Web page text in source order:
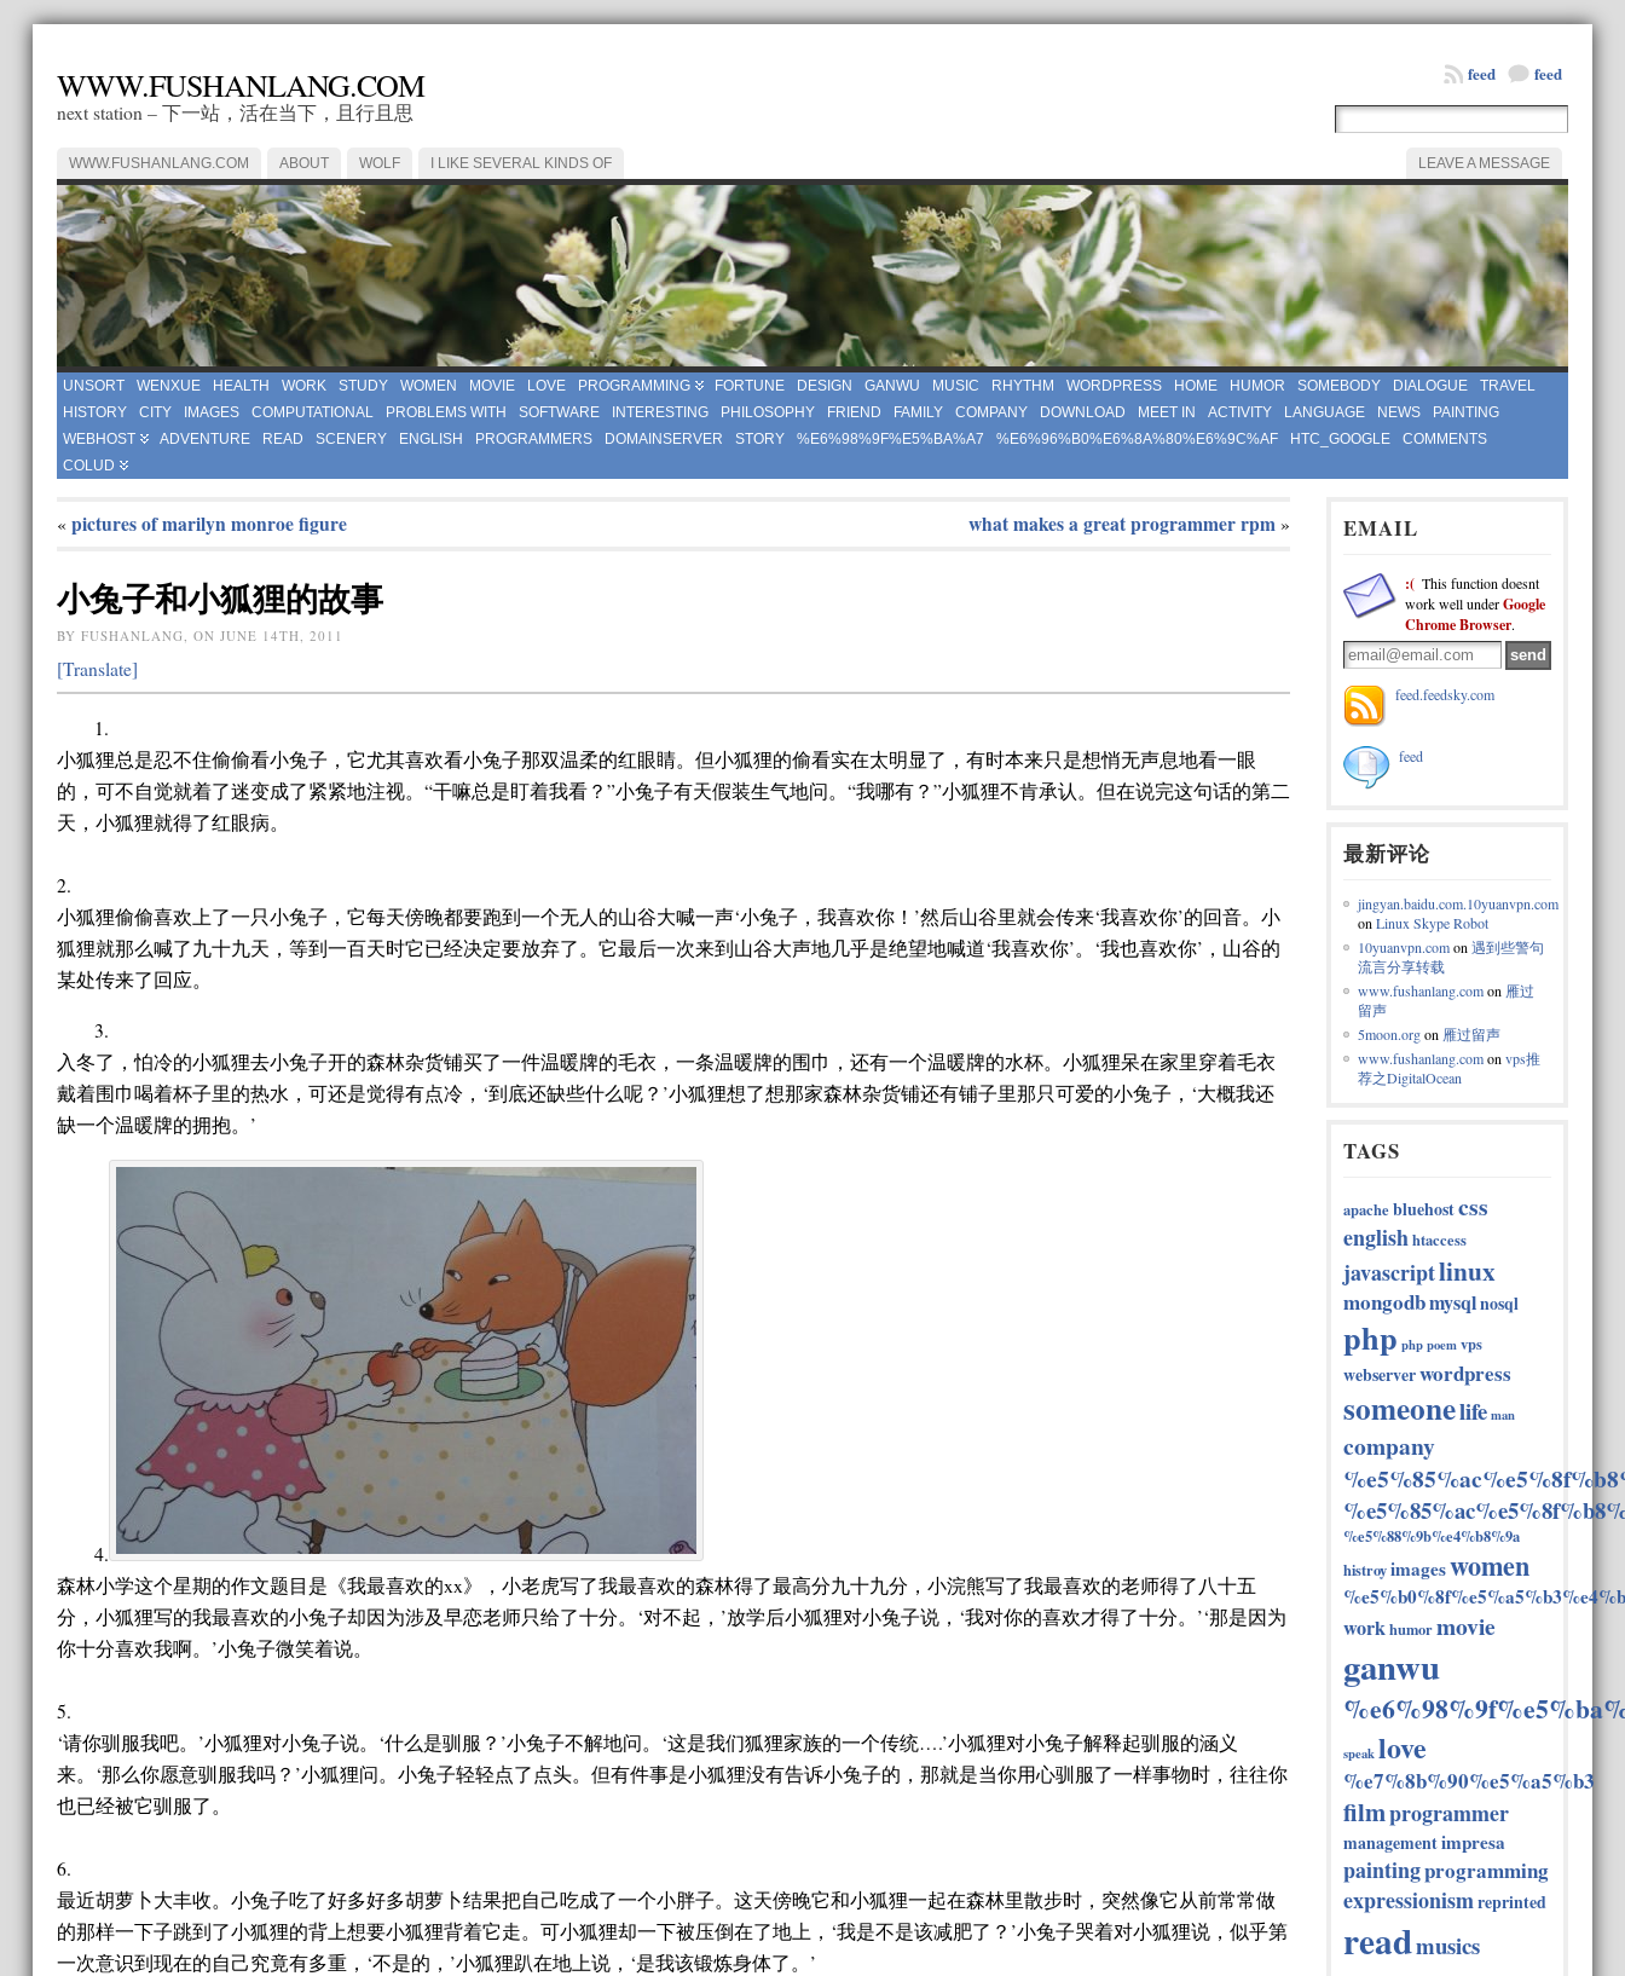
WWW.FUSHANLANG.COM
next station – 下一站，活在当下，且行且思
feed
feed
WWW.FUSHANLANG.COM ABOUT WOLF I LIKE SEVERAL KINDS OF LEAVE A MESSAGE
UNSORT WENXUE HEALTH WORK STUDY WOMEN MOVIE LOVE PROGRAMMING FORTUNE DESIGN GANWU MUSIC RHYTHM WORDPRESS HOME HUMOR SOMEBODY DIALOGUE
TRAVEL
HISTORY
CITY IMAGES COMPUTATIONAL PROBLEMS WITH SOFTWARE INTERESTING PHILOSOPHY FRIEND FAMILY COMPANY DOWNLOAD MEET IN ACTIVITY LANGUAGE NEWS
PAINTING
WEBHOST
ADVENTURE READ SCENERY ENGLISH PROGRAMMERS DOMAINSERVER STORY %E6%98%9F%E5%BA%A7 %E6%96%B0%E6%8A%80%E6%9C%AF HTC_GOOGLE
COMMENTS
COLUD
« pictures of marilyn monroe figure what makes a great programmer rpm »
小兔子和小狐狸的故事
BY FUSHANLANG, ON JUNE 14TH, 2011
[Translate]
1.
小狐狸总是忍不住偷偷看小兔子，它尤其喜欢看小兔子那双温柔的红眼睛。但小狐狸的偷看实在太明显了，有时本来只是想悄无声息地看一眼
的，可不自觉就着了迷变成了紧紧地注视。“干嘛总是盯着我看？”小兔子有天假装生气地问。“我哪有？”小狐狸不肯承认。但在说完这句话的第二
天，小狐狸就得了红眼病。
2.
小狐狸偷偷喜欢上了一只小兔子，它每天傍晚都要跑到一个无人的山谷大喊一声‘小兔子，我喜欢你！’然后山谷里就会传来‘我喜欢你’的回音。小
狐狸就那么喊了九十九天，等到一百天时它已经决定要放弃了。它最后一次来到山谷大声地几乎是绝望地喊道‘我喜欢你’。‘我也喜欢你’，山谷的
某处传来了回应。
3.
入冬了，怕冷的小狐狸去小兔子开的森林杂货铺买了一件温暖牌的毛衣，一条温暖牌的围巾，还有一个温暖牌的水杯。小狐狸呆在家里穿着毛衣
戴着围巾喝着杯子里的热水，可还是觉得有点冷，‘到底还缺些什么呢？’小狐狸想了想那家森林杂货铺还有铺子里那只可爱的小兔子，‘大概我还
缺一个温暖牌的拥抱。’
4.
森林小学这个星期的作文题目是《我最喜欢的xx》，小老虎写了我最喜欢的森林得了最高分九十九分，小浣熊写了我最喜欢的老师得了八十五
分，小狐狸写的我最喜欢的小兔子却因为涉及早恋老师只给了十分。‘对不起，’放学后小狐狸对小兔子说，‘我对你的喜欢才得了十分。’‘那是因为
你十分喜欢我啊。’小兔子微笑着说。
5.
‘请你驯服我吧。’小狐狸对小兔子说。‘什么是驯服？’小兔子不解地问。‘这是我们狐狸家族的一个传统….’小狐狸对小兔子解释起驯服的涵义
来。‘那么你愿意驯服我吗？’小狐狸问。小兔子轻轻点了点头。但有件事是小狐狸没有告诉小兔子的，那就是当你用心驯服了一样事物时，往往你
也已经被它驯服了。
6.
最近胡萝卜大丰收。小兔子吃了好多好多胡萝卜结果把自己吃成了一个小胖子。这天傍晚它和小狐狸一起在森林里散步时，突然像它从前常常做
的那样一下子跳到了小狐狸的背上想要小狐狸背着它走。可小狐狸却一下被压倒在了地上，‘我是不是该减肥了？’小兔子哭着对小狐狸说，似乎第
一次意识到现在的自己究竟有多重，‘不是的，’小狐狸趴在地上说，‘是我该锻炼身体了。’
EMAIL
:( This function doesnt
work well underGoogle
Chrome Browser.
feed.feedsky.com
feed
最新评论
jingyan.baidu.com.10yuanvpn.com
onLinux Skype Robot
10yuanvpn.comon遇到些警句
流言分享转载
www.fushanlang.comon 雁过
留声
5moon.orgon 雁过留声
www.fushanlang.comonvps推
荐之DigitalOcean
TAGS
apachebluehostcss
englishhtaccess
javascriptlinux
mongodbmysqlnosql
php phppoemvps
webserverwordpress
someonelifeman
company
%e5%88%9b%e4%b8%9a
histroyimageswomen
workhumormovie
ganwu
speaklove
%e7%8b%90%e5%a5%b3
filmprogrammer
managementimpresa
paintingprogramming
expressionismreprinted
readmusics